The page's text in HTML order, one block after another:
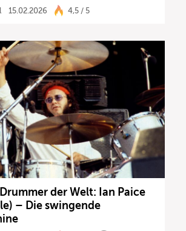
15.02.2026 4,5 / 5
der Welt: Ian Paice
– Die swingende